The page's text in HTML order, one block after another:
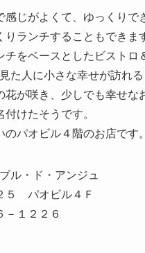
感じがよくて、ゆっくりで
ランチすることもできま
をベースとしたビストロ
た人に小さな幸せが訪れ
花が咲き、少しでも幸せな
けたそうです。
パオビル４階のお店です。
ル・ド・アンジュ
５ パオビル４Ｆ
－１２２６